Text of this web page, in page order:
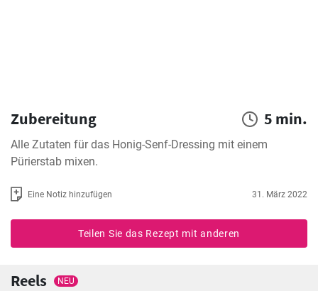
Zubereitung 5 min.
Alle Zutaten für das Honig-Senf-Dressing mit einem
Pürierstab mixen.
Eine Notiz hinzufügen 31. März 2022
Teilen Sie das Rezept mit anderen
Reels NEU